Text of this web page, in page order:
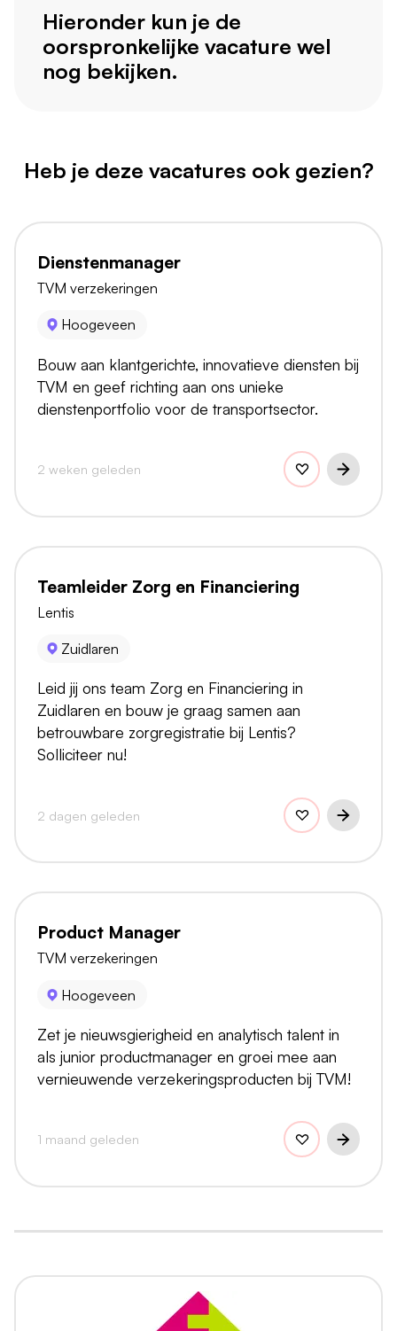
Hieronder kun je de
oorspronkelijke vacature wel
nog bekijken.
Heb je deze vacatures ook gezien?
Dienstenmanager
TVM verzekeringen
Hoogeveen
Bouw aan klantgerichte, innovatieve diensten bij
TVM en geef richting aan ons unieke
dienstenportfolio voor de transportsector.
2 weken geleden
Teamleider Zorg en Financiering
Lentis
Zuidlaren
Leid jij ons team Zorg en Financiering in
Zuidlaren en bouw je graag samen aan
betrouwbare zorgregistratie bij Lentis?
Solliciteer nu!
2 dagen geleden
Product Manager
TVM verzekeringen
Hoogeveen
Zet je nieuwsgierigheid en analytisch talent in
als junior productmanager en groei mee aan
vernieuwende verzekeringsproducten bij TVM!
1 maand geleden